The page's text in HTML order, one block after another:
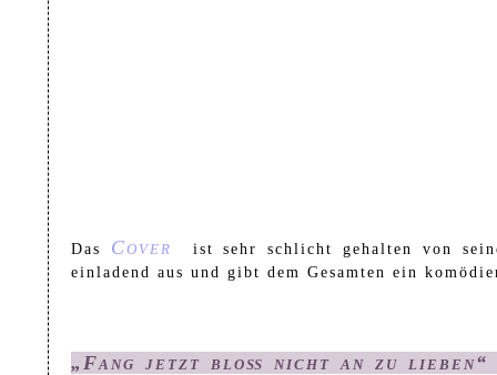
Das Cover
ist sehr schlicht gehalten von
einladend aus und gibt dem Gesamten ein
„Fang jetzt bloß nicht an zu lieben“